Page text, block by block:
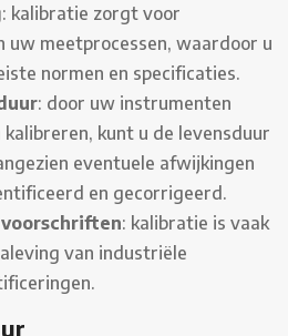
: kalibratie zorgt voor
meetprocessen, waardoor u
normen en specificaties.
: door uw instrumenten
kunt u de levensduur
eventuele afwijkingen
en gecorrigeerd.
: kalibratie is vaak
van industriële